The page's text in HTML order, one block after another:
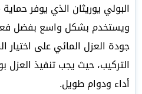
ويستخدم بشكل واسع بفضل
جودة العزل المائي على اختيار
التركيب، حيث يجب تنفيذ
أداء ودوام طويل.